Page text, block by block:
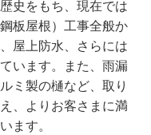
史をもち、現在では
板屋根）工事全般か
屋上防水、さらには
います。また、雨漏
ミ製の樋など、取り
、よりお客さまに満
ます。